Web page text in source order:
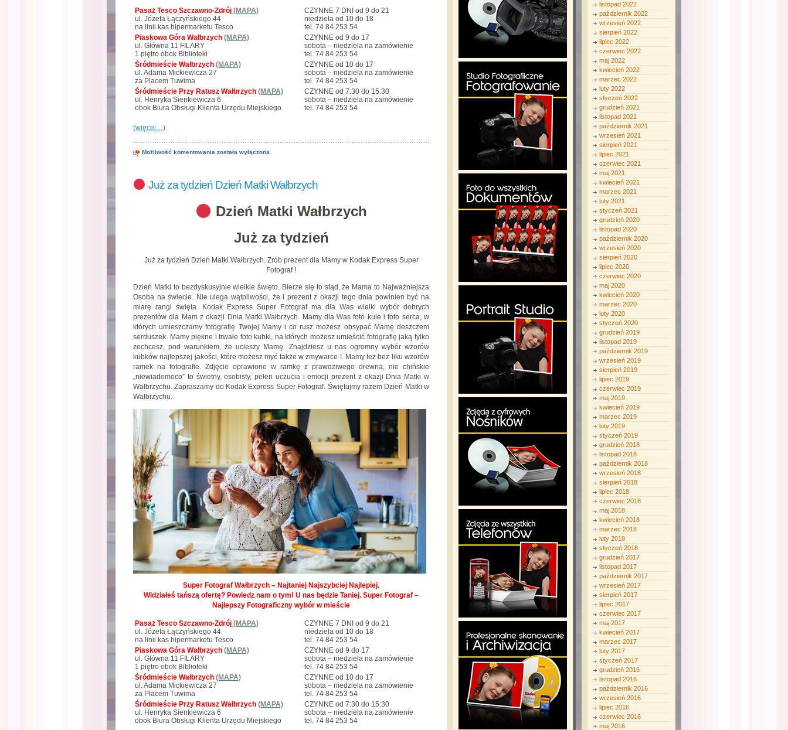
Pasaż Tesco Szczawno-Zdrój (MAPA)
ul. Józefa Łączyńskiego 44
na linii kas hipermarketu Tesco
CZYNNE 7 DNI od 9 do 21
niedziela od 10 do 18
tel. 74 84 253 54
Piaskowa Góra Wałbrzych (MAPA)
ul. Główna 11 FILARY
1 piętro obok Biblioteki
CZYNNE od 9 do 17
sobota – niedziela na zamówienie
tel. 74 84 253 54
Śródmieście Wałbrzych (MAPA)
ul. Adama Mickiewicza 27
za Placem Tuwima
CZYNNE od 10 do 17
sobota – niedziela na zamówienie
tel. 74 84 253 54
Śródmieście Przy Ratusz Wałbrzych (MAPA)
ul. Henryka Sienkiewicza 6
obok Biura Obsługi Klienta Urzędu Miejskiego
CZYNNE od 7:30 do 15:30
sobota – niedziela na zamówienie
tel. 74 84 253 54
(więcej…)
Możliwość komentowania
na
ostatnią
została wyłączona
Już za tydzień Dzień Matki Wałbrzych
Dzień Matki Wałbrzych
Już za tydzień
Już za tydzień Dzień Matki Wałbrzych. Zrób prezent dla Mamy w Kodak Express Super
Fotograf !
Dzień Matki to bezdyskusyjnie wielkie święto. Bierze się to stąd, że Mama to Najważniejsza
Osoba na świecie. Nie ulega wątpliwości, że i prezent z okazji tego dnia powinien być na
miarę rangi święta. Kodak Express Super Fotograf ma dla Was wielki wybór dobrych
prezentów dla Mam z okazji Dnia Matki Wałbrzych. Mamy dla Was foto kule i foto serca, w
których umieszczamy fotografię Twojej Mamy i co rusz możesz obsypać Mamę deszczem
serduszek. Mamy piękne i trwałe foto kubki, na których możesz umieścić fotografię jaką tylko
zechcesz, pod warunkiem, że ucieszy Mamę. Znajdziesz u nas ogromny wybór wzorów
kubków najlepszej jakości, które możesz myć także w zmywarce !. Mamy też bez liku wzorów
ramek na fotografie. Zdjęcie oprawione w ramkę z prawdziwego drewna, nie chińskie
„niewiadomoco” to świetny, osobisty, pełen uczucia i emocji prezent z okazji Dnia Matki w
Wałbrzychu. Zapraszamy do Kodak Express Super Fotograf. Świętujmy razem Dzień Matki w
Wałbrzychu.
Super Fotograf Wałbrzych – Najtaniej Najszybciej Najlepiej.
Widziałeś tańszą ofertę? Powiedz nam o tym! U nas będzie Taniej. Super Fotograf –
Najlepszy Fotograficzny wybór w mieście
Pasaż Tesco Szczawno-Zdrój (MAPA)
ul. Józefa Łączyńskiego 44
na linii kas hipermarketu Tesco
CZYNNE 7 DNI od 9 do 21
niedziela od 10 do 18
tel. 74 84 253 54
Piaskowa Góra Wałbrzych (MAPA)
ul. Główna 11 FILARY
1 piętro obok Biblioteki
CZYNNE od 9 do 17
sobota – niedziela na zamówienie
tel. 74 84 253 54
Śródmieście Wałbrzych (MAPA)
ul. Adama Mickiewicza 27
za Placem Tuwima
CZYNNE od 10 do 17
sobota – niedziela na zamówienie
tel. 74 84 253 54
Śródmieście Przy Ratusz Wałbrzych (MAPA)
ul. Henryka Sienkiewicza 6
obok Biura Obsługi Klienta Urzędu Miejskiego
CZYNNE od 7:30 do 15:30
sobota – niedziela na zamówienie
tel. 74 84 253 54
listopad 2022
październik 2022
wrzesień 2022
sierpień 2022
lipiec 2022
czerwiec 2022
maj 2022
kwiecień 2022
marzec 2022
luty 2022
styczeń 2022
grudzień 2021
listopad 2021
październik 2021
wrzesień 2021
sierpień 2021
lipiec 2021
czerwiec 2021
maj 2021
kwiecień 2021
marzec 2021
luty 2021
styczeń 2021
grudzień 2020
listopad 2020
październik 2020
wrzesień 2020
sierpień 2020
lipiec 2020
czerwiec 2020
maj 2020
kwiecień 2020
marzec 2020
luty 2020
styczeń 2020
grudzień 2019
listopad 2019
październik 2019
wrzesień 2019
sierpień 2019
lipiec 2019
czerwiec 2019
maj 2019
kwiecień 2019
marzec 2019
luty 2019
styczeń 2019
grudzień 2018
listopad 2018
październik 2018
wrzesień 2018
sierpień 2018
lipiec 2018
czerwiec 2018
maj 2018
kwiecień 2018
marzec 2018
luty 2018
styczeń 2018
grudzień 2017
listopad 2017
październik 2017
wrzesień 2017
sierpień 2017
lipiec 2017
czerwiec 2017
maj 2017
kwiecień 2017
marzec 2017
luty 2017
styczeń 2017
grudzień 2016
listopad 2016
październik 2016
wrzesień 2016
lipiec 2016
czerwiec 2016
maj 2016